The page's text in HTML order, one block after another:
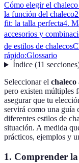
Cómo elegir el
la función del chaleco
fit: la talla perfecta4.
accesorios y
de estilos de chalecos
rápido:Glossario
Índice(11 secciones
Seleccionar el chaleco
pero existen múltiples
asegurar que tu
servirá como una guía
diferentes estilos de
situación. A medida
prácticos, ejemplos y
1. Comprender